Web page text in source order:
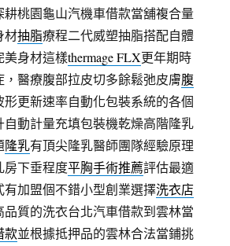
耕桃園龜山汽機車借款當舖複合量
材抽脂療程二代威塑抽脂搭配自體
美身材這樣thermage FLX更年期時
醫療腹部拉皮切多餘鬆弛皮膚腹
形更新速率自動化包裝系統的各個
自動計量充填包裝機乾燥高階隆乳
隆乳有頂尖隆乳醫師團隊經驗原理
房下垂程度平胸手術推薦評估最適
有加盟個不錯小型創業選擇洗衣店
質的洗衣台北汽車借款到雲林當
款並根據抵押品的雲林合法當鋪挑